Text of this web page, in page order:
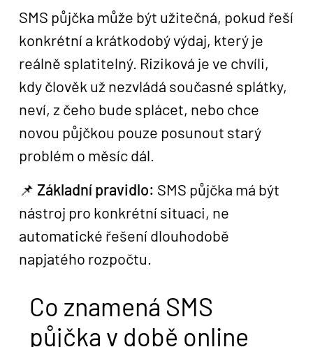
SMS půjčka může být užitečná, pokud řeší
konkrétní a krátkodobý výdaj, který je
reálně splatitelný. Riziková je ve chvíli,
kdy člověk už nezvládá současné splátky,
neví, z čeho bude splácet, nebo chce
novou půjčkou pouze posunout starý
problém o měsíc dál.
📌 Základní pravidlo: SMS půjčka má být
nástroj pro konkrétní situaci, ne
automatické řešení dlouhodobě
napjatého rozpočtu.
Co znamená SMS
půjčka v době online